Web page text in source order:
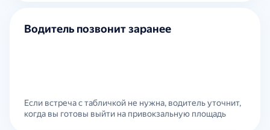
Водитель позвонит заранее
Если встреча с табличкой не нужна, водитель уточнит,
когда вы готовы выйти на привокзальную площадь